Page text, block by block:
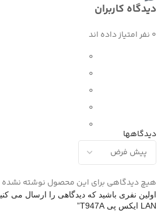
دیدگاه کاربران
0 نفر امتیاز داده اند
0
0
0
0
0
دیدگاهها
هیچ دیدگاهی برای این محصول نوشته
LAN ایکس پی T947A”